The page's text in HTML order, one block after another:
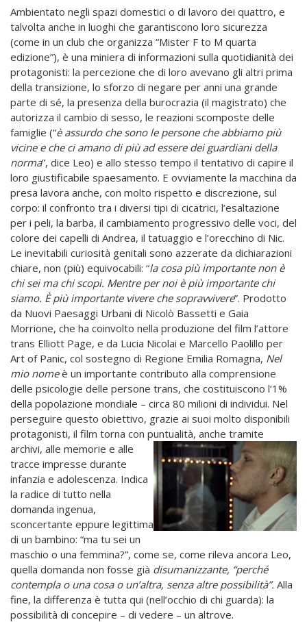
Ambientato negli spazi domestici o di lavoro dei quattro, e
talvolta anche in luoghi che garantiscono loro sicurezza
(come in un club che organizza “Mister F to M quarta
edizione”), è una miniera di informazioni sulla quotidianità dei
protagonisti: la percezione che di loro avevano gli altri prima
della transizione, lo sforzo di negare per anni una grande
parte di sé, la presenza della burocrazia (il magistrato) che
autorizza il cambio di sesso, le reazioni scomposte delle
famiglie (“è assurdo che sono le persone che abbiamo più
vicine e che ci amano di più ad essere dei guardiani della
norma”, dice Leo) e allo stesso tempo il tentativo di capire il
loro giustificabile spaesamento. E ovviamente la macchina da
presa lavora anche, con molto rispetto e discrezione, sul
corpo: il confronto tra i diversi tipi di cicatrici, l’esaltazione
per i peli, la barba, il cambiamento progressivo delle voci, del
colore dei capelli di Andrea, il tatuaggio e l’orecchino di Nic.
Le inevitabili curiosità genitali sono azzerate da dichiarazioni
chiare, non (più) equivocabili: “la cosa più importante non è
chi sei ma chi scopi. Mentre per noi è più importante chi
siamo. È più importante vivere che sopravvivere”. Prodotto
da Nuovi Paesaggi Urbani di Nicolò Bassetti e Gaia
Morrione, che ha coinvolto nella produzione del film l’attore
trans Elliott Page, e da Lucia Nicolai e Marcello Paolillo per
Art of Panic, col sostegno di Regione Emilia Romagna, Nel
mio nomeè un importante contributo alla comprensione
delle psicologie delle persone trans, che costituiscono l’1%
della popolazione mondiale – circa 80 milioni di individui. Nel
perseguire questo obiettivo, grazie ai suoi molto disponibili
protagonisti, il film torna con puntualità, anche tramite
archivi, alle memorie e alle
tracce impresse durante
infanzia e adolescenza. Indica
la radice di tutto nella
domanda ingenua,
sconcertante eppure legittima
di un bambino: “ma tu sei un
maschio o una femmina?”, come se, come rileva ancora Leo,
quella domanda non fosse già disumanizzante, “perché
contempla o una cosa o un’altra, senza altre possibilità”. Alla
fine, la differenza è tutta qui (nell’occhio di chi guarda): la
possibilità di concepire – di vedere – un altrove.